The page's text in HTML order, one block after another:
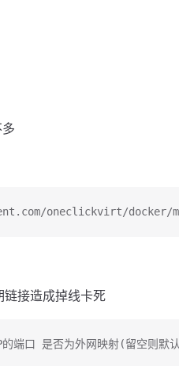
oneclickvirt/docker/
接造成掉线卡死
口 是否为外网映射(留空则默